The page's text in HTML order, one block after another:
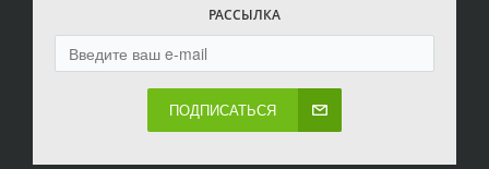
РАССЫЛКА
ПОДПИСАТЬСЯ